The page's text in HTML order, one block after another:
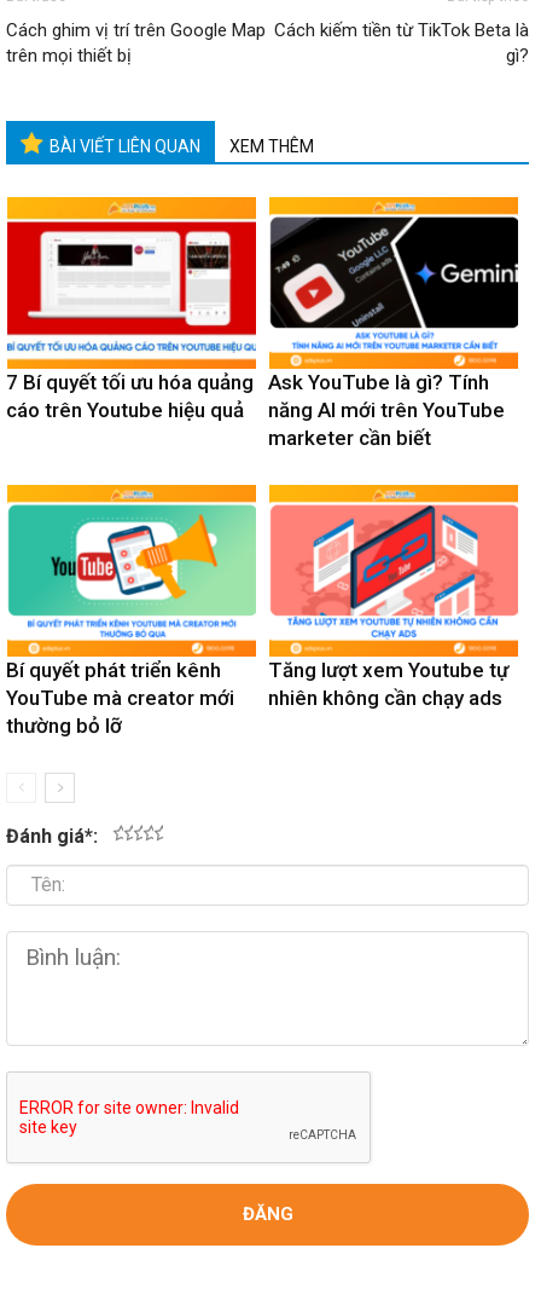
Cách ghim vị trí trên Google Map
trên mọi thiết bị
Cách kiếm tiền từ TikTok Beta là
gì?
BÀI VIẾT LIÊN QUAN XEM THÊM
7 Bí quyết tối ưu hóa quảng
cáo trên Youtube hiệu quả
Ask YouTube là gì? Tính
năng AI mới trên YouTube
marketer cần biết
Bí quyết phát triển kênh
YouTube mà creator mới
thường bỏ lỡ
Tăng lượt xem Youtube tự
nhiên không cần chạy ads
Đánh giá*: